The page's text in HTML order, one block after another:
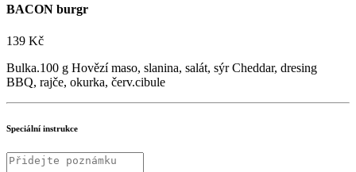
BACON burgr
139 Kč
Bulka.100 g Hovězí maso, slanina, salát, sýr Cheddar, dresing
BBQ, rajče, okurka, červ.cibule
Speciální instrukce